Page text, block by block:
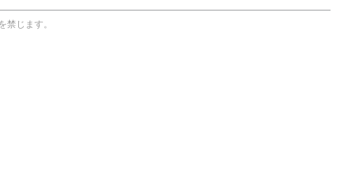
じます。